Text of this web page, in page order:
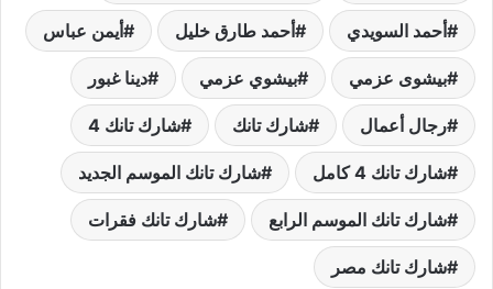
أحمد السويدي أحمد طارق خليل أيمن عباس
بيشوى عزمي بيشوي عزمي دينا غبور
رجال أعمال شارك تانك شارك تانك 4
شارك تانك 4 كامل شارك تانك الموسم الجديد
شارك تانك الموسم الرابع شارك تانك فقرات
شارك تانك مصر